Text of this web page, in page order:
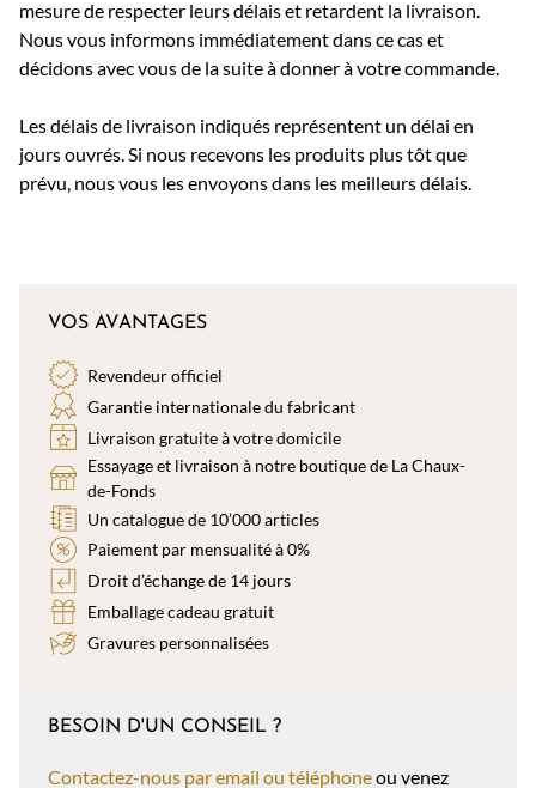
mesure de respecter leurs délais et retardent la livraison.
Nous vous informons immédiatement dans ce cas et
décidons avec vous de la suite à donner à votre commande.
Les délais de livraison indiqués représentent un délai en
jours ouvrés. Si nous recevons les produits plus tôt que
prévu, nous vous les envoyons dans les meilleurs délais.
VOS AVANTAGES
Revendeur officiel
Garantie internationale du fabricant
Livraison gratuite à votre domicile
Essayage et livraison à notre boutique de La Chaux-
de-Fonds
Un catalogue de 10’000 articles
Paiement par mensualité à 0%
Droit d’échange de 14 jours
Emballage cadeau gratuit
Gravures personnalisées
BESOIN D'UN CONSEIL ?
Contactez-nous par email ou téléphoneou venez